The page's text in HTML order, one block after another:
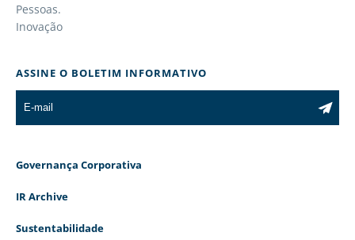
Pessoas.
Inovação
ASSINE O BOLETIM INFORMATIVO
Governança Corporativa
IR Archive
Sustentabilidade